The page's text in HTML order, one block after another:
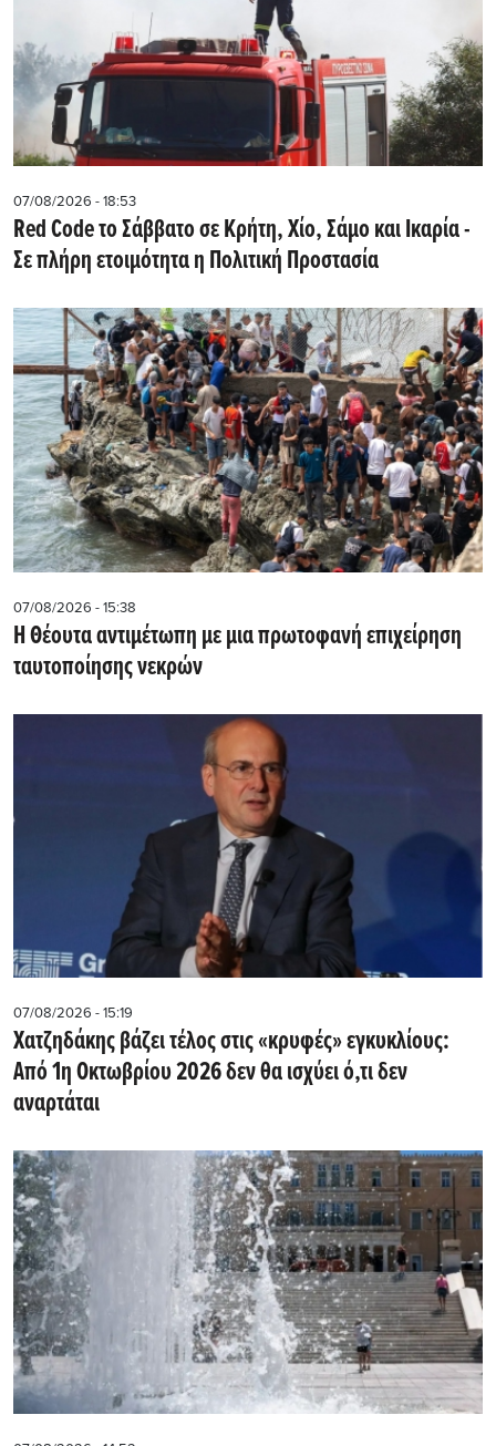
07/08/2026 - 18:53
Red Code το Σάββατο σε Κρήτη, Χίο, Σάμο και Ικαρία -
Σε πλήρη ετοιμότητα η Πολιτική Προστασία
07/08/2026 - 15:38
Η Θέουτα αντιμέτωπη με μια πρωτοφανή επιχείρηση
ταυτοποίησης νεκρών
07/08/2026 - 15:19
Χατζηδάκης βάζει τέλος στις «κρυφές» εγκυκλίους:
Από 1η Οκτωβρίου 2026 δεν θα ισχύει ό,τι δεν
αναρτάται